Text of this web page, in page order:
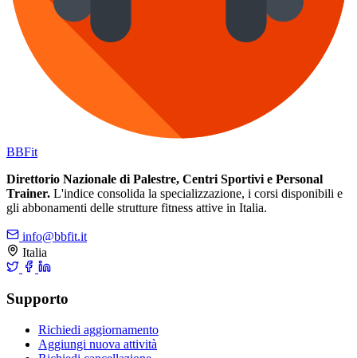
BBFit
Direttorio Nazionale di Palestre, Centri Sportivi e Personal
Trainer. L'indice consolida la specializzazione, i corsi disponibili e
gli abbonamenti delle strutture fitness attive in Italia.
info@bbfit.it
Italia
Supporto
Richiedi aggiornamento
Aggiungi nuova attività